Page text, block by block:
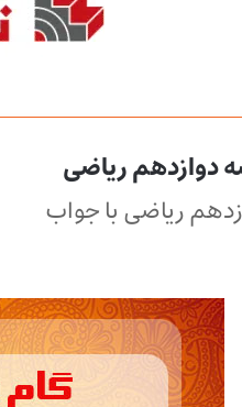
دوازدهم ریاضی
ریاضی با جواب